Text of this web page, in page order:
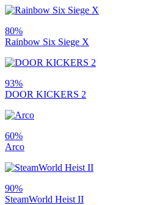
80%
Rainbow Six Siege X
93%
DOOR KICKERS 2
60%
Arco
90%
SteamWorld Heist II